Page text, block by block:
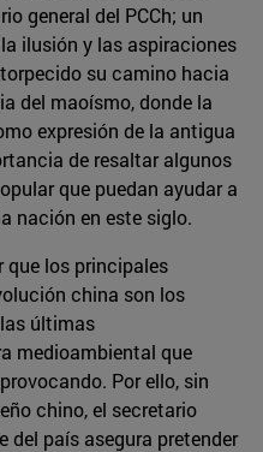
general del PCCh; un
ilusión y las aspiraciones
su camino hacia
del maoísmo, donde la
expresión de la antigua
de resaltar algunos
que puedan ayudar a
nación en este siglo.
que los principales
china son los
últimas
medioambiental que
Por ello, sin
chino, el secretario
del país asegura pretender